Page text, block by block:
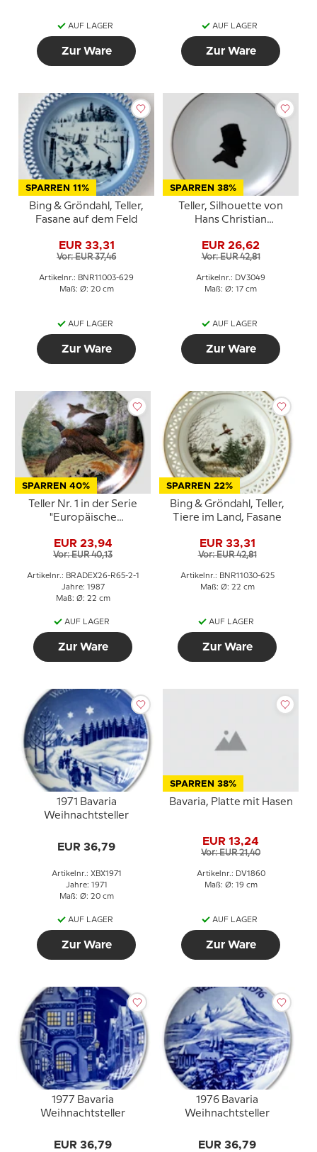
AUF LAGER
Zur Ware
AUF LAGER
Zur Ware
SPARREN 11%
Bing & Gröndahl, Teller,
Fasane auf dem Feld
EUR 33,31
Vor: EUR 37,46
Artikelnr.: BNR11003-629
Maß: Ø: 20 cm
AUF LAGER
Zur Ware
SPARREN 38%
Teller, Silhouette von
Hans Christian
EUR 26,62
Vor: EUR 42,81
Artikelnr.: DV3049
Maß: Ø: 17 cm
AUF LAGER
Zur Ware
SPARREN 40%
Teller Nr. 1 in der Serie
"Europäische
Grafton
EUR 23,94
Vor: EUR 40,13
Artikelnr.: BRADEX26-R65-2-1
Jahre: 1987
Maß: Ø: 22 cm
AUF LAGER
Zur Ware
SPARREN 22%
Bing & Gröndahl, Teller,
Tiere im Land, Fasane
EUR 33,31
Vor: EUR 42,81
Artikelnr.: BNR11030-625
Maß: Ø: 22 cm
AUF LAGER
Zur Ware
1971 Bavaria
Weihnachtsteller
EUR 36,79
Artikelnr.: XBX1971
Jahre: 1971
Maß: Ø: 20 cm
AUF LAGER
Zur Ware
SPARREN 38%
Bavaria, Platte mit Hasen
EUR 13,24
Vor: EUR 21,40
Artikelnr.: DV1860
Maß: Ø: 19 cm
AUF LAGER
Zur Ware
1977 Bavaria
Weihnachtsteller
EUR 36,79
1976 Bavaria
Weihnachtsteller
EUR 36,79